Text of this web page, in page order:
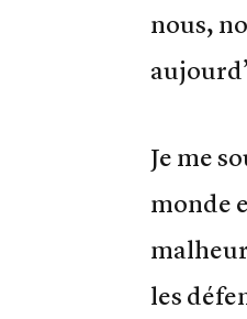
nous,
Je me
monde
les